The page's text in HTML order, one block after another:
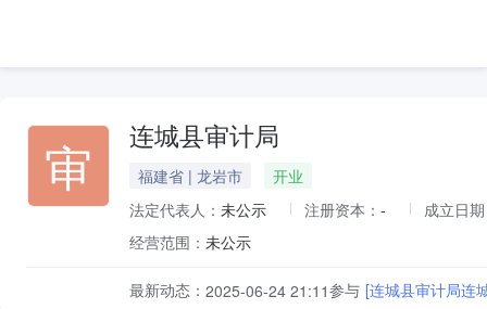
审 连城县审计局
福建省 | 龙岩市
开业
法定代表人： 未公示 注册资本： -
成立日
经营范围： 未公示
最新动态： 2025-06-24 21:11参与 [连城县审计局连